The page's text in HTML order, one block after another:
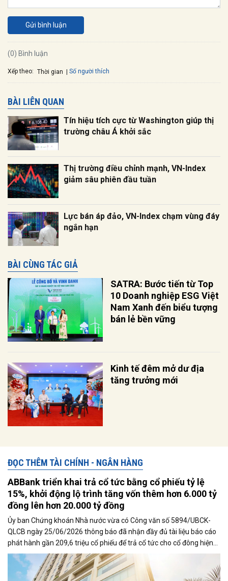
Gửi bình luận
(0) Bình luận
Xếp theo: Thời gian Số người thích
BÀI LIÊN QUAN
Tín hiệu tích cực từ Washington giúp thị
trường châu Á khởi sắc
Thị trường điều chỉnh mạnh, VN-Index
giảm sâu phiên đầu tuần
Lực bán áp đảo, VN-Index chạm vùng đáy
ngắn hạn
BÀI CÙNG TÁC GIẢ
SATRA: Bước tiến từ Top
10 Doanh nghiệp ESG Việt
Nam Xanh đến biểu tượng
bán lẻ bền vững
Kinh tế đêm mở dư địa
tăng trưởng mới
ĐỌC THÊM TÀI CHÍNH - NGÂN HÀNG
ABBank triển khai trả cổ tức bằng cổ phiếu tỷ lệ
15%, khởi động lộ trình tăng vốn thêm hơn 6.000 tỷ
đồng lên hơn 20.000 tỷ đồng
Ủy ban Chứng khoán Nhà nước vừa có Công văn số 5894/UBCK-
QLCB ngày 25/06/2026 thông báo đã nhận đầy đủ tài liệu báo cáo
phát hành gần 209,6 triệu cổ phiếu để trả cổ tức cho cổ đông hiện
hữu với tỉ lệ 15% của Ngân hàng TMCP An Bình (ABBank - Mã
chứng khoán ABB). Ngay sau khi có thông báo này, Ngân hàng xúc
tiến triển khai đợt phát hành cổ phiếu để trả cổ tức cho cổ đông.